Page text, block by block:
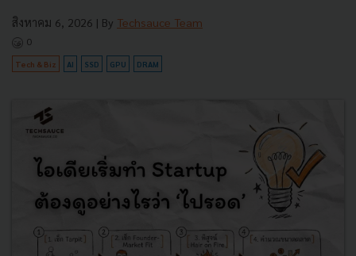
สิงหาคม 6, 2026 | By Techsauce Team
0
Tech & Biz AI SSD GPU DRAM